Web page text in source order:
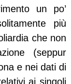
un po’
più
che non
(seppur
e nei dati di
ai singoli